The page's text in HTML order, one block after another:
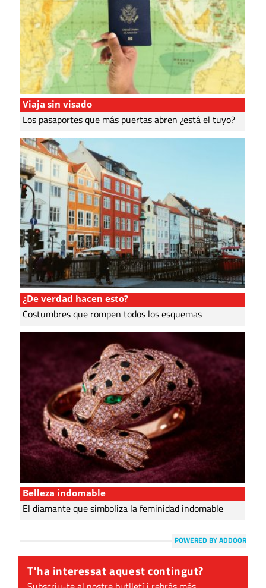
Viaja sin visado
Los pasaportes que más puertas abren ¿está el tuyo?
¿De verdad hacen esto?
Costumbres que rompen todos los esquemas
Belleza indomable
El diamante que simboliza la feminidad indomable
POWERED BY ADDOOR
T'ha interessat aquest contingut?